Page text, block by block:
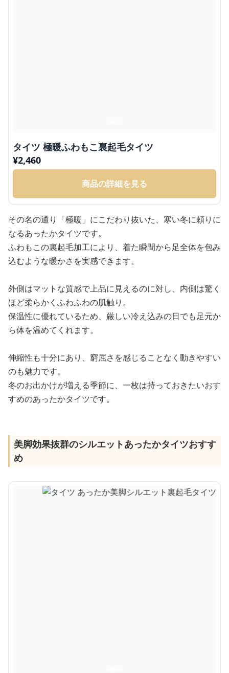
タイツ 極暖ふわもこ裏起毛タイツ
¥2,460
商品の詳細を見る
その名の通り「極暖」にこだわり抜いた、寒い冬に頼りに
なるあったかタイツです。
ふわもこの裏起毛加工により、着た瞬間から足全体を包み
込むような暖かさを実感できます。
外側はマットな質感で上品に見えるのに対し、内側は驚く
ほど柔らかくふわふわの肌触り。
保温性に優れているため、厳しい冷え込みの日でも足元か
ら体を温めてくれます。
伸縮性も十分にあり、窮屈さを感じることなく動きやすい
のも魅力です。
冬のお出かけが増える季節に、一枚は持っておきたいおす
すめのあったかタイツです。
美脚効果抜群のシルエットあったかタイツおすす
め